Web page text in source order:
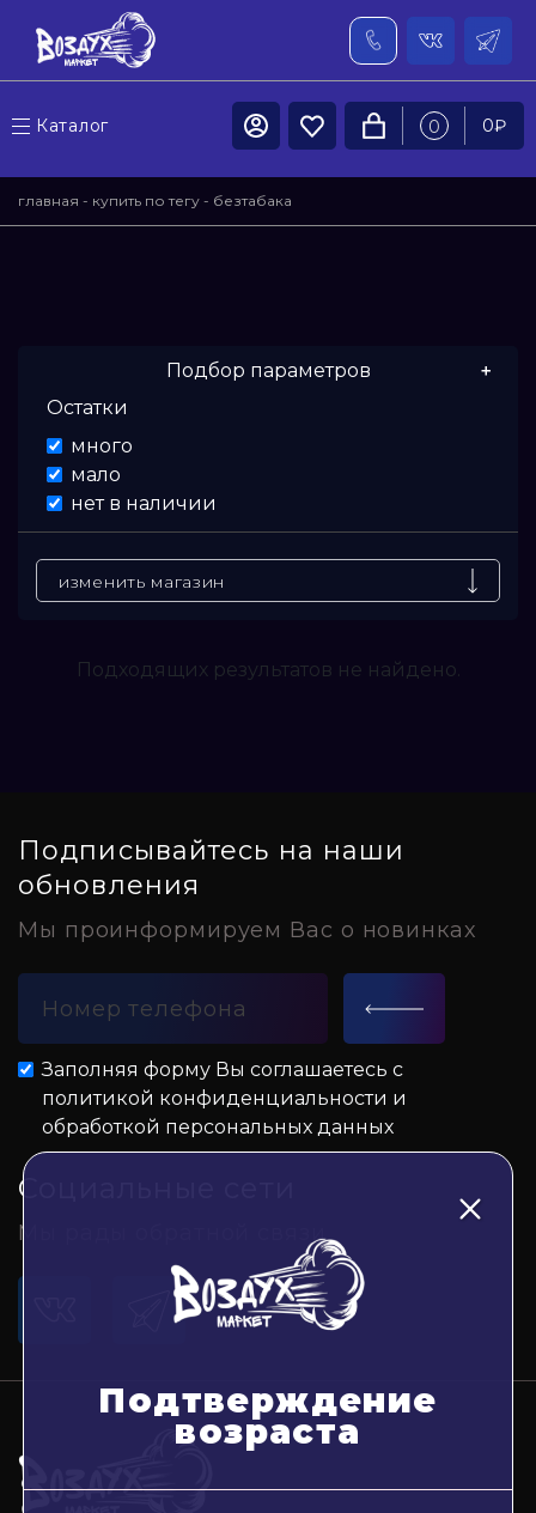
Каталог 0 0₽
главная - купить по тегу - безтабака
Подбор параметров
Нечего фильтровать
Остатки
много
мало
нет в наличии
изменить магазин
Подходящих результатов не найдено.
Подписывайтесь на наши
обновления
Мы проинформируем Вас о новинках
Заполняя форму Вы соглашаетесь с
политикой конфиденциальности и
обработкой персональных данных
Социальные сети
Мы рады обратной связи
Подтверждение
возраста